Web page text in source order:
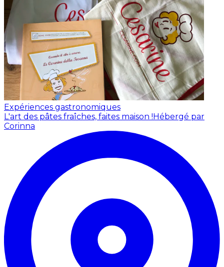
Expériences gastronomiques
L'art des pâtes fraîches, faites maison ! Hébergé par
Corinna